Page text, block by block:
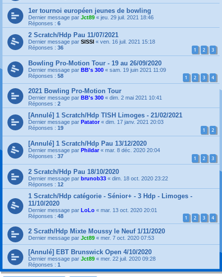
1er tournoi européen jeunes de bowling
Dernier message par Jct89 « jeu. 29 juil. 2021 18:46
Réponses : 6
2 Scratch/Hdp Pau 11/07/2021
Dernier message par SISSI « ven. 16 juil. 2021 15:18
Réponses : 36 1 2 3
Bowling Pro-Motion Tour - 19 au 26/09/2020
Dernier message par BB's 300 « sam. 19 juin 2021 11:09
Réponses : 58 1 2 3 4
2021 Bowling Pro-Motion Tour
Dernier message par BB's 300 « dim. 2 mai 2021 10:41
Réponses : 2
[Annulé] 1 Scratch/Hdp TISH Limoges - 21/02/2021
Dernier message par Patator « dim. 17 janv. 2021 20:03
Réponses : 19 1 2
[Annulé] 1 Scratch/Hdp Pau 13/12/2020
Dernier message par Phildar « mar. 8 déc. 2020 20:04
Réponses : 37 1 2 3
2 Scratch/Hdp Pau 18/10/2020
Dernier message par brunob33 « dim. 18 oct. 2020 23:22
Réponses : 12
1 Scratch/Hdp catégorie - Sénior+ - 3 Hdp - Limoges -
11/10/2020
Dernier message par LoLo « mar. 13 oct. 2020 20:01
Réponses : 48 1 2 3 4
2 Scrath/Hdp Mixte Moussy le Neuf 1/11/2020
Dernier message par Jct89 « mer. 7 oct. 2020 07:53
[Annulé] EBT Brunswick Open 4/10/2020
Dernier message par Jct89 « mer. 22 juil. 2020 09:28
Réponses : 1